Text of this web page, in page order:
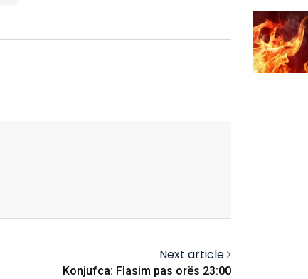
Next article
Konjufca: Flasim pas orës 23:00